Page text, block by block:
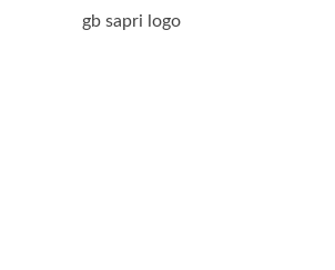
gb sapri logo